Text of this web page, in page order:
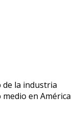
de la industria
en América